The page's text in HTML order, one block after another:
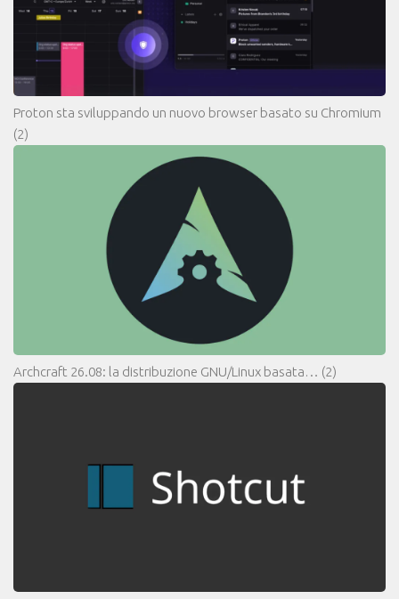
Proton sta sviluppando un nuovo browser basato su Chromium
(2)
Archcraft 26.08: la distribuzione GNU/Linux basata… (2)